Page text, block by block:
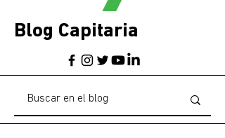
Blog Capitaria